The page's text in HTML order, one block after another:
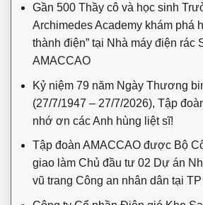
Gần 500 Thầy cô và học sinh
Archimedes Academy khám phá
thành điện” tại Nhà máy điện rác
AMACCAO
Kỷ niệm 79 năm Ngày Thương
(27/7/1947 – 27/7/2026), Tập
nhớ ơn các Anh hùng liệt sĩ!
Tập đoàn AMACCAO được Bộ
giao làm Chủ đầu tư 02 Dự án
vũ trang Công an nhân dân tại